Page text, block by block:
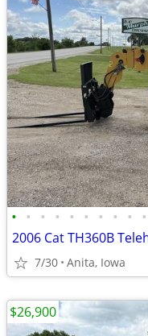
• • • • • • • • • •
7/30 Anita, Iowa
$26,900